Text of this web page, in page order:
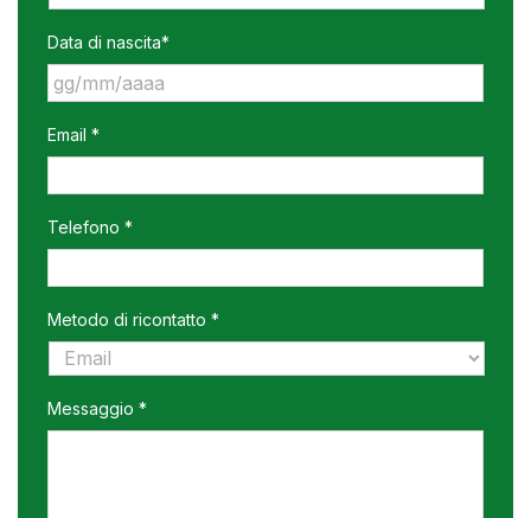
Data di nascita*
slash
MM
slash
AAAA
Email *
Telefono *
Metodo di ricontatto *
Messaggio *